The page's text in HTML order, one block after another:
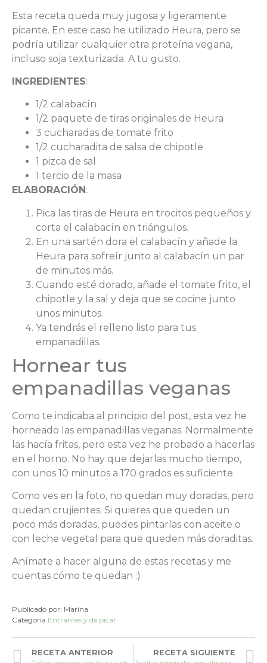
Esta receta queda muy jugosa y ligeramente
picante. En este caso he utilizado Heura, pero se
podría utilizar cualquier otra proteína vegana,
incluso soja texturizada. A tu gusto.
INGREDIENTES:
1/2 calabacín
1/2 paquete de tiras originales de Heura
3 cucharadas de tomate frito
1/2 cucharadita de salsa de chipotle
1 pizca de sal
1 tercio de la masa
ELABORACIÓN :
Pica las tiras de Heura en trocitos pequeños y
corta el calabacín en triángulos.
En una sartén dora el calabacín y añade la
Heura para sofreír junto al calabacín un par
de minutos más.
Cuando esté dorado, añade el tomate frito, el
chipotle y la sal y deja que se cocine junto
unos minutos.
Ya tendrás el relleno listo para tus
empanadillas.
Hornear tus
empanadillas veganas
Como te indicaba al principio del post, esta vez he
horneado las empanadillas veganas. Normalmente
las hacía fritas, pero esta vez he probado a hacerlas
en el horno. No hay que dejarlas mucho tiempo,
con unos 10 minutos a 170 grados es suficiente.
Como ves en la foto, no quedan muy doradas, pero
quedan crujientes. Si quieres que queden un
poco más doradas, puedes pintarlas con aceite o
con leche vegetal para que queden más doraditas.
Anímate a hacer alguna de estas recetas y me
cuentas cómo te quedan :)
Publicado por: Marina
Categoría Entrantes y de picar
RECETA ANTERIOR RECETA SIGUIENTE